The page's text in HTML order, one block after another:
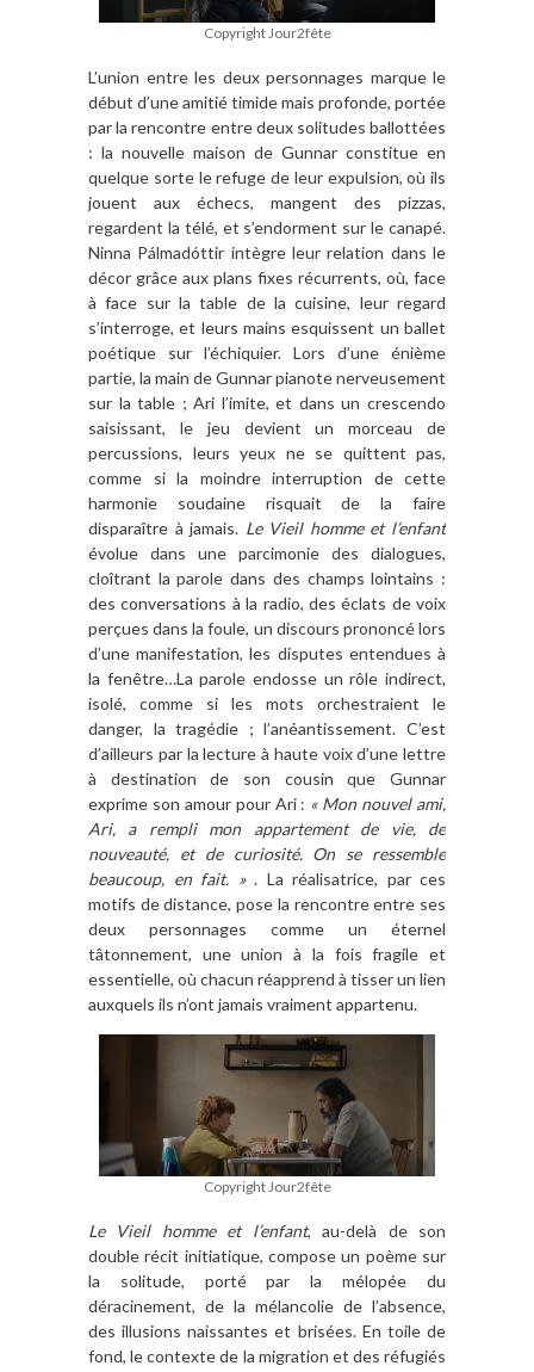
Copyright Jour2fête
L’union entre les deux personnages marque le
début d’une amitié timide mais profonde, portée
par la rencontre entre deux solitudes ballottées
: la nouvelle maison de Gunnar constitue en
quelque sorte le refuge de leur expulsion, où ils
jouent aux échecs, mangent des pizzas,
regardent la télé, et s’endorment sur le canapé.
Ninna Pálmadóttir intègre leur relation dans le
décor grâce aux plans fixes récurrents, où, face
à face sur la table de la cuisine, leur regard
s’interroge, et leurs mains esquissent un ballet
poétique sur l’échiquier. Lors d’une énième
partie, la main de Gunnar pianote nerveusement
sur la table ; Ari l’imite, et dans un crescendo
saisissant, le jeu devient un morceau de
percussions, leurs yeux ne se quittent pas,
comme si la moindre interruption de cette
harmonie soudaine risquait de la faire
disparaître à jamais. Le Vieil homme et l’enfant
évolue dans une parcimonie des dialogues,
cloîtrant la parole dans des champs lointains :
des conversations à la radio, des éclats de voix
perçues dans la foule, un discours prononcé lors
d’une manifestation, les disputes entendues à
la fenêtre…La parole endosse un rôle indirect,
isolé, comme si les mots orchestraient le
danger, la tragédie ; l’anéantissement. C’est
d’ailleurs par la lecture à haute voix d’une lettre
à destination de son cousin que Gunnar
exprime son amour pour Ari : « Mon nouvel ami,
Ari, a rempli mon appartement de vie, de
nouveauté, et de curiosité. On se ressemble
beaucoup, en fait. ». La réalisatrice, par ces
motifs de distance, pose la rencontre entre ses
deux personnages comme un éternel
tâtonnement, une union à la fois fragile et
essentielle, où chacun réapprend à tisser un lien
auxquels ils n’ont jamais vraiment appartenu.
Copyright Jour2fête
Le Vieil homme et l’enfant, au-delà de son
double récit initiatique, compose un poème sur
la solitude, porté par la mélopée du
déracinement, de la mélancolie de l’absence,
des illusions naissantes et brisées. En toile de
fond, le contexte de la migration et des réfugiés